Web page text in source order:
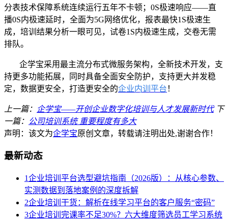
分表技术保障系统连续运行五年不卡顿；0S极速响应——直
播0S内极速延时，全面为5G网络优化，报表最快1S极速生
成，培训结果分析一眼可见，试卷1S内极速生成，交卷无需
排队。
企学宝采用最主流分布式微服务架构，全新技术开发，支
持更多功能拓展，同时具备全面安全防护，支持更大并发稳
定，数据更安全，打造更安全的企业内训平台 ！
上一篇： 企学宝——开创企业数字化培训与人才发展新时代 下
一篇： 公司培训系统 重要程度有多大
声明：该文为企学宝原创文章，转载请注明出处,谢谢合作！
最新动态
1企业培训平台选型避坑指南（2026版）：从核心参数、
实测数据到落地案例的深度拆解
2企业培训干货：解析在线学习平台的客户服务“密码”
3企业培训完课率不足30%？六大维度筛选员工学习系统